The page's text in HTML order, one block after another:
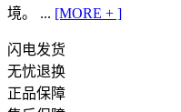
境。 ... [MORE + ]
闪电发货
无忧退换
正品保障